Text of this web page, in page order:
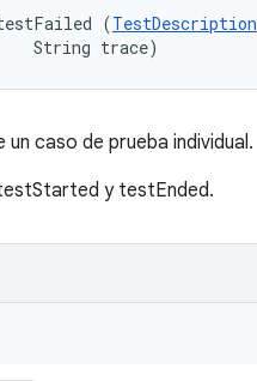
(TestDescription
String trace)
caso de prueba individual.
y testEnded.